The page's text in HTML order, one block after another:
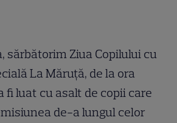
sărbătorim Ziua Copilului cu
La Măruță, de la ora
fi luat cu asalt de copii care
de-a lungul celor